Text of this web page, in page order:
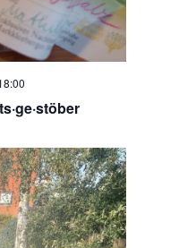
a
v
g
t
i
o
n